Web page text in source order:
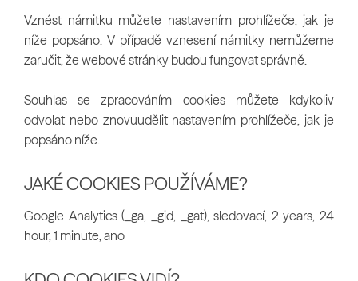
Vznést námitku můžete nastavením prohlížeče, jak je
níže popsáno. V případě vznesení námitky nemůžeme
zaručit, že webové stránky budou fungovat správně.
Souhlas se zpracováním cookies můžete kdykoliv
odvolat nebo znovuudělit nastavením prohlížeče, jak je
popsáno níže.
JAKÉ COOKIES POUŽÍVÁME?
Google Analytics (_ga, _gid, _gat), sledovací, 2 years, 24
hour, 1 minute, ano